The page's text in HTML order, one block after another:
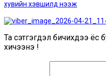
хувийн хэвшилд нээж
Та сэтгэгдэл бичихдээ ёс
хичээнэ үү!